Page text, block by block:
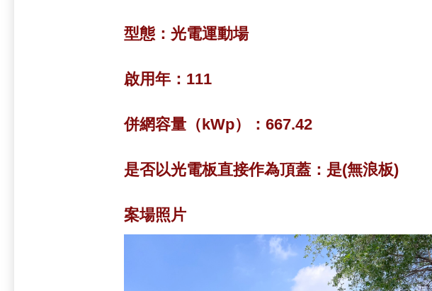
型態： 光電運動場
啟用年： 111
併網容量（kWp）： 667.42
是否以光電板直接作為頂蓋： 是(無浪板)
案場照片